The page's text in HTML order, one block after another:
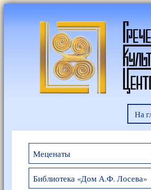
На
Меценаты
Библиотека «Дом А.Ф. Лосева»